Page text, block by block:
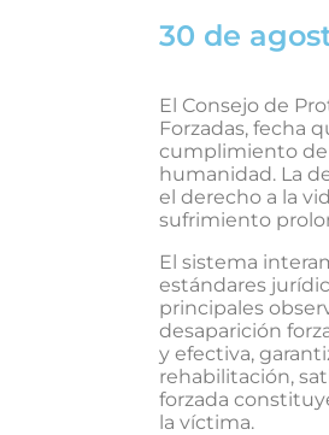
30 de
El Consejo de
Forzadas, fecha
cumplimiento de
humanidad. La
el derecho a la
sufrimiento
El sistema
estándares
principales
desaparición
y efectiva,
rehabilitación,
forzada
la víctima.